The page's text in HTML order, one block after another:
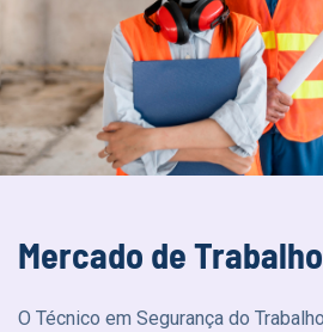
Mercado de Trabalho
O Técnico em Segurança do